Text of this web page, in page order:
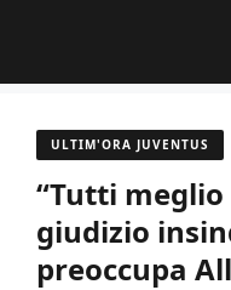
contenuto
ULTIM'ORA JUVENTUS
“Tutti meglio
giudizio
preoccupa